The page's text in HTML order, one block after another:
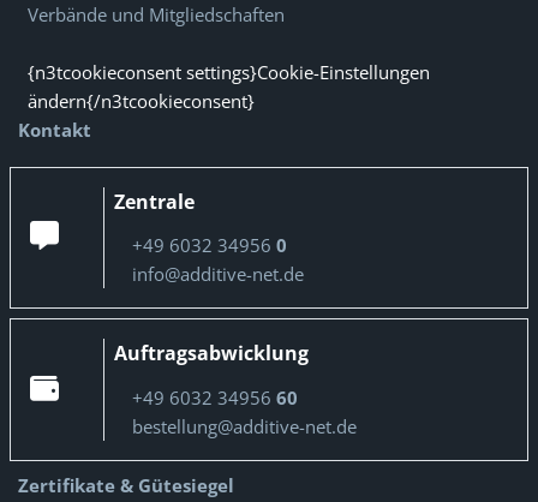
Verbände und Mitgliedschaften
{n3tcookieconsent settings}Cookie-Einstellungen
ändern{/n3tcookieconsent}
Kontakt
Zentrale
+49 6032 34956 0
info@additive-net.de
Auftragsabwicklung
+49 6032 34956 60
bestellung@additive-net.de
Zertifikate & Gütesiegel